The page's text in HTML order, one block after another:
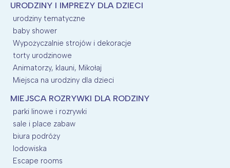
URODZINY I IMPREZY DLA DZIECI
urodziny tematyczne
baby shower
Wypożyczalnie strojów i dekoracje
torty urodzinowe
Animatorzy, klauni, Mikołaj
Miejsca na urodziny dla dzieci
MIEJSCA ROZRYWKI DLA RODZINY
parki linowe i rozrywki
sale i place zabaw
biura podróży
lodowiska
Escape rooms